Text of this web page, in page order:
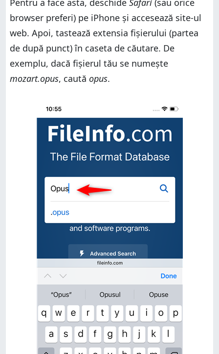
Pentru a face asta, deschide Safari (sau orice
browser preferi) pe iPhone și accesează site-ul
web. Apoi, tastează extensia fișierului (partea
de după punct) în caseta de căutare. De
exemplu, dacă fișierul tău se numește
mozart.opus, caută opus.